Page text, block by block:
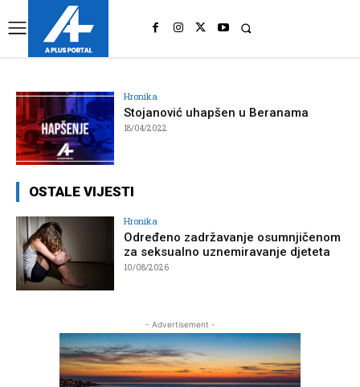
Hronika
Stojanović uhapšen u Beranama
18/04/2022
OSTALE VIJESTI
Hronika
Određeno zadržavanje osumnjičenom
za seksualno uznemiravanje djeteta
10/08/2026
- Advertisement -